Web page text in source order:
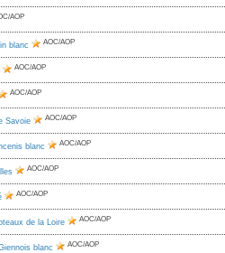
AOP
blanc AOC/AOP
AOC/AOP
AOC/AOP
Savoie AOC/AOP
blanc AOC/AOP
AOC/AOP
AOC/AOP
de la Loire AOC/AOP
blanc AOC/AOP